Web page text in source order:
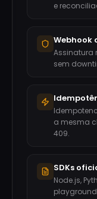
e
Webhook
Assinatura
sem
a mesma
409.
SDKs
Node.js,